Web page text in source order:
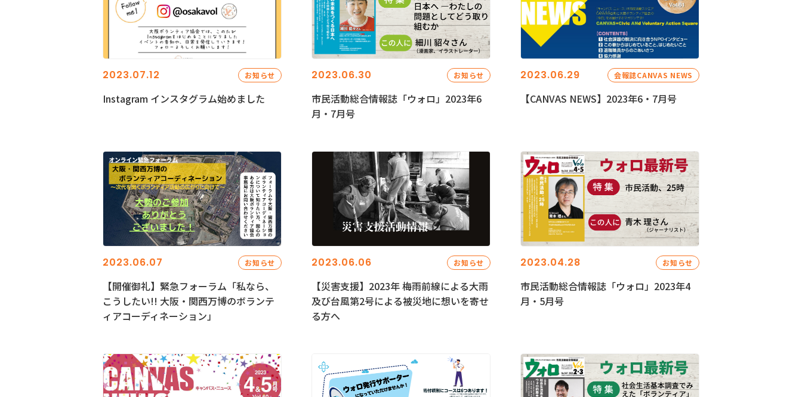
2023.07.12 お知らせ
Instagram インスタグラム始めました
2023.06.30 お知らせ
市民活動総合情報誌「ウォロ」2023年6
月・7月号
2023.06.29 会報誌CANVAS NEWS
【CANVAS NEWS】2023年6・7月号
2023.06.07 お知らせ
【開催御礼】緊急フォーラム「私なら、
こうしたい!! 大阪・関西万博のボランテ
ィアコーディネーション」
2023.06.06 お知らせ
【災害支援】2023年 梅雨前線による大雨
及び台風第2号による被災地に想いを寄せ
る方へ
2023.04.28 お知らせ
市民活動総合情報誌「ウォロ」2023年4
月・5月号